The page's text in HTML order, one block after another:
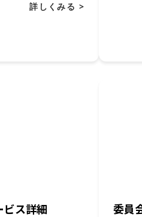
詳しくみる >
ビス詳細 委員